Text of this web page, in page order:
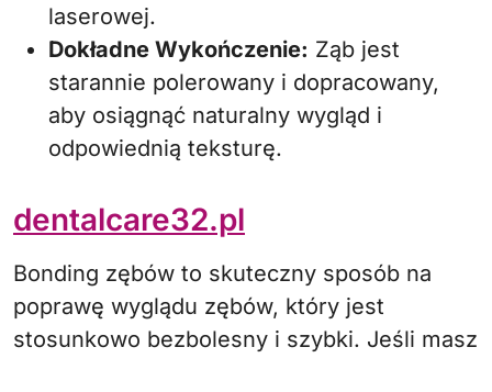
laserowej.
Dokładne Wykończenie: Ząb jest
starannie polerowany i dopracowany,
aby osiągnąć naturalny wygląd i
odpowiednią teksturę.
dentalcare32.pl
Bonding zębów to skuteczny sposób na
poprawę wyglądu zębów, który jest
stosunkowo bezbolesny i szybki. Jeśli masz